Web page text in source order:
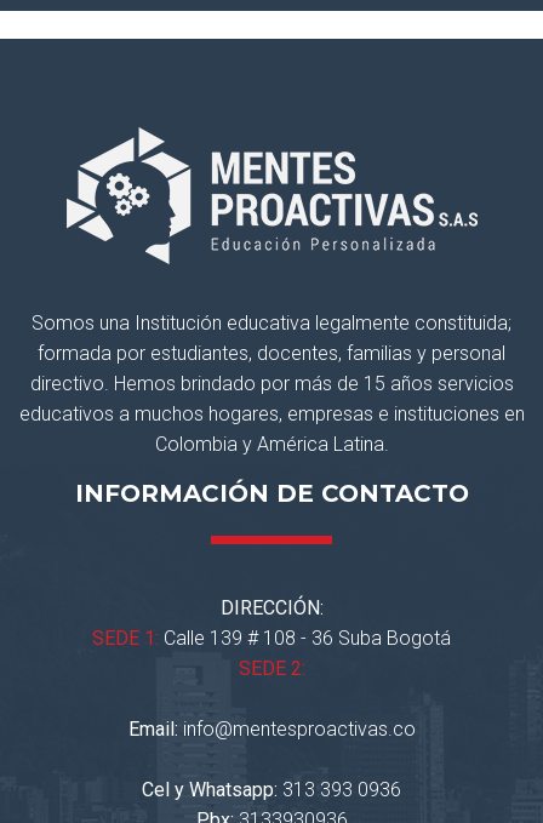
Somos una Institución educativa legalmente constituida;
formada por estudiantes, docentes, familias y personal
directivo. Hemos brindado por más de 15 años servicios
educativos a muchos hogares, empresas e instituciones en
Colombia y América Latina.
INFORMACIÓN DE CONTACTO
DIRECCIÓN:
SEDE 1: Calle 139 # 108 - 36 Suba Bogotá
SEDE 2:
Email: info@mentesproactivas.co
Cel y Whatsapp: 313 393 0936